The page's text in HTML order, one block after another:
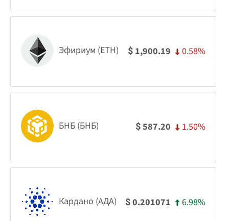
Эфириум (ETH) $ 1,900.19 0.58%
БНБ (БНБ) $587.20 1.50%
Кардано (АДА) $0.201071 6.98%